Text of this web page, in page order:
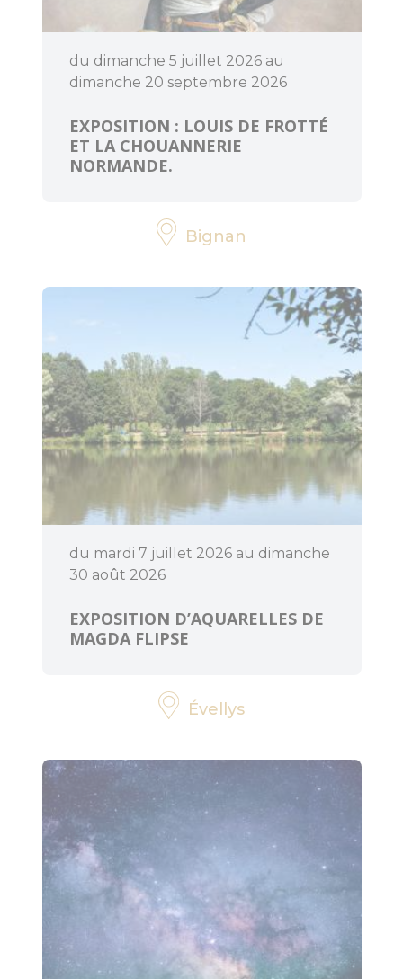
BOUGER
en Centre
Randonnée,
Les enquêtes
Piste et Trésor :
Les mégalithes
de Lanvaux
Loisirs
aquatiques
du dimanche 5 juillet 2026 au
dimanche 20 septembre 2026
EXPOSITION : LOUIS DE FROTTÉ
ET LA CHOUANNERIE
NORMANDE.
Bignan
du mardi 7 juillet 2026 au dimanche
30 août 2026
EXPOSITION D’AQUARELLES DE
MAGDA FLIPSE
Évellys